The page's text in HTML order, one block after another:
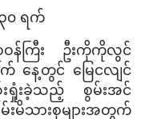
၃၀ ရက်
ဝန်ကြီး ဦးကိုကိုလွင်
က် နေ့တွင် မြေငလျင်
ရှုံးခဲ့သည့် စွမ်းအင်
မိသားစုများအတွက်